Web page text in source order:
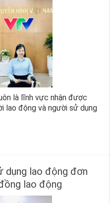
là lĩnh vực nhận được
lao động và người sử dụng
dụng lao động đơn
lao động